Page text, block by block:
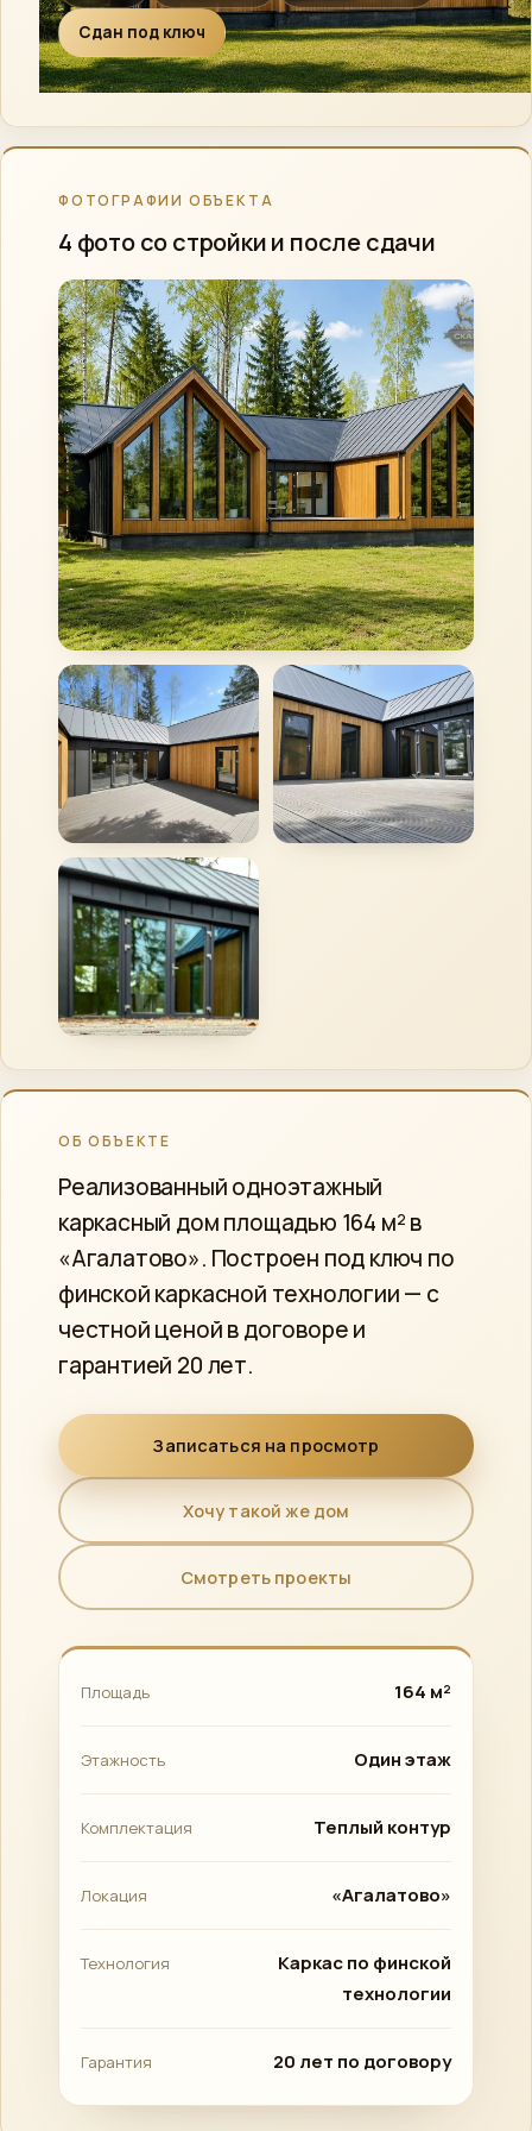
Сдан под ключ
ФОТОГРАФИИ ОБЪЕКТА
4 фото со стройки и после сдачи
ОБ ОБЪЕКТЕ
Реализованный одноэтажный
каркасный дом площадью 164 м² в
«Агалатово». Построен под ключ по
финской каркасной технологии — с
честной ценой в договоре и
гарантией 20 лет.
Записаться на просмотр
Хочу такой же дом
Смотреть проекты
Площадь 164 м²
Этажность Один этаж
Комплектация Теплый контур
Локация «Агалатово»
Технология
Каркас по финской
технологии
Гарантия 20 лет по договору
ВКонтакте
Сообщество ›
Instagram
Напишите нам
ПОЗВОНИТЬ
+7 (812) 777-00-92
ПН–ПТ 09:00–18:00 ›